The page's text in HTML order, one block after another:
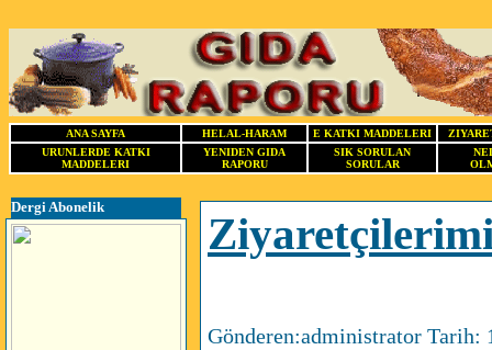
ANA SAYFA HELAL-HARAM E KATKI MADDELERI
URUNLERDE KATKI
MADDELERI
YENIDEN GIDA
RAPORU
SIK SORULAN
SORULAR
Dergi Abonelik
Gönderen:administrator Tarih: